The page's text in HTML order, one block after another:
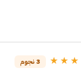
★★★ 3 نجوم